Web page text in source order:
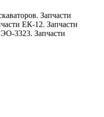
Запчасти
ЕК-12. Запчасти
3323. Запчасти